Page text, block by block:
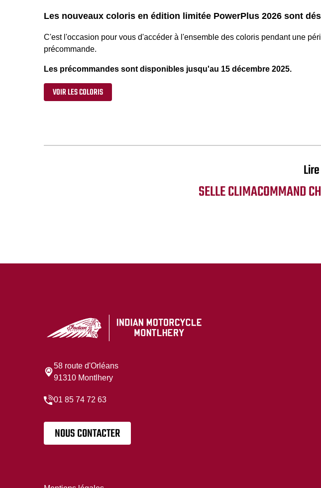
Les nouveaux coloris en édition limitée PowerPlus 2026 sont
C'est l'occasion pour vous d'accéder à l'ensemble des coloris pendant une
précommande.
Les précommandes sont disponibles jusqu'au 15 décembre 2025.
VOIR LES COLORIS
SELLE CLIMACOMMAND
58 route d'Orléans
91310 Montlhery
01 85 74 72 63
NOUS CONTACTER